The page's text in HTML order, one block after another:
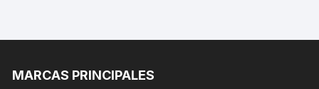
MARCAS PRINCIPALES